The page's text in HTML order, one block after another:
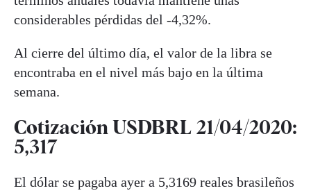
considerables pérdidas del -4,32%.
Al cierre del último día, el valor de la libra se
encontraba en el nivel más bajo en la última
semana.
Cotización USDBRL 21/04/2020:
5,317
El dólar se pagaba ayer a 5,3169 reales brasileños